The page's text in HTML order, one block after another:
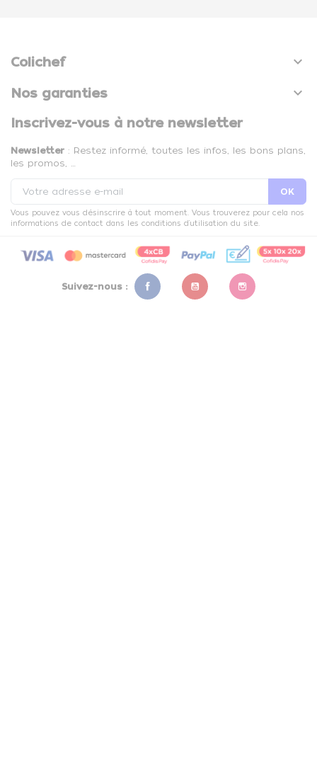
Colichef 
Nos garanties 
Inscrivez-vous à notre newsletter
Newsletter : Restez informé, toutes les infos, les bons plans,
les promos, …
Vous pouvez vous désinscrire à tout moment. Vous trouverez pour cela nos
informations de contact dans les conditions d'utilisation du site.
Suivez-nous :
FacebookYouTubeInstagram